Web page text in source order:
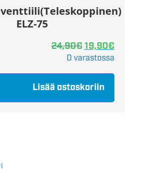
ELZ-75
24,90€19,90€
0 varastossa
Lisää ostoskoriin